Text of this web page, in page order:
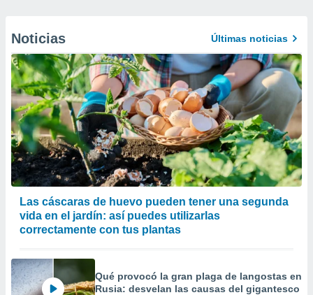
Noticias Últimas noticias
Las cáscaras de huevo pueden tener una segunda
vida en el jardín: así puedes utilizarlas
correctamente con tus plantas
Qué provocó la gran plaga de langostas en
Rusia: desvelan las causas del gigantesco